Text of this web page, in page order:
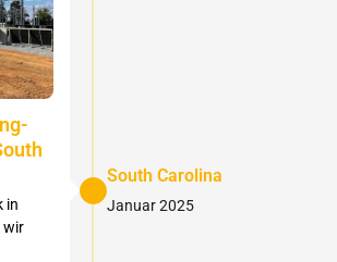
South Carolina
Januar 2025
in
wir